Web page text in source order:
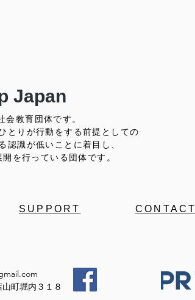
Japan
教育団体です。
とりが行動をする前提としての
認識が低いことに着目し、
を行っている団体です。
SUPPORT CONTACT
町堀内３１８